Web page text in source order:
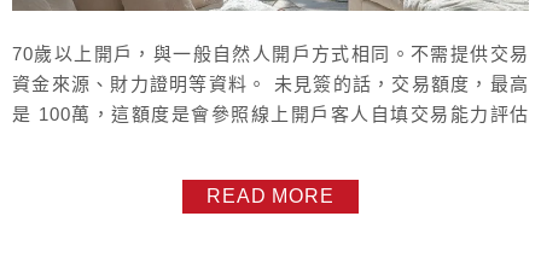
70歲以上開戶，與一般自然人開戶方式相同。不需提供交易
資金來源、財力證明等資料。 未見簽的話，交易額度，最高
是 100萬，這額度是會參照線上開戶客人自填交易能力評估
能力評估表，這張表有分數，若最終分數是61分以上，入金
READ MORE